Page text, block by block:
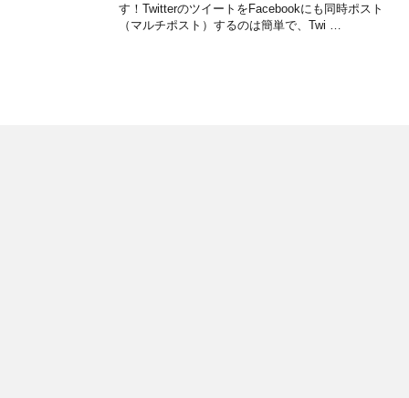
す！TwitterのツイートをFacebookにも同時ポスト
（マルチポスト）するのは簡単で、Twi …